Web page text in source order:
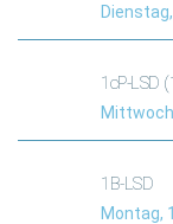
1cP-LSD
1B-LSD
Montag,